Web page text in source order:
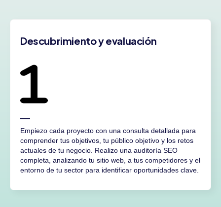
Descubrimiento y evaluación
Empiezo cada proyecto con una consulta detallada para
comprender tus objetivos, tu público objetivo y los retos
actuales de tu negocio. Realizo una auditoría SEO
completa, analizando tu sitio web, a tus competidores y el
entorno de tu sector para identificar oportunidades clave.